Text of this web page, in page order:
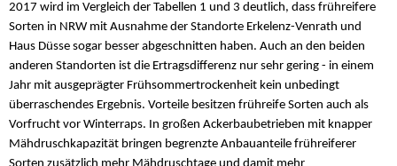
2017 wird im Vergleich der Tabellen 1 und 3 deutlich, dass frühreifere
Sorten in NRW mit Ausnahme der Standorte Erkelenz-Venrath und
Haus Düsse sogar besser abgeschnitten haben. Auch an den beiden
anderen Standorten ist die Ertragsdifferenz nur sehr gering - in einem
Jahr mit ausgeprägter Frühsommertrockenheit kein unbedingt
überraschendes Ergebnis. Vorteile besitzen frühreife Sorten auch als
Vorfrucht vor Winterraps. In großen Ackerbaubetrieben mit knapper
Mähdruschkapazität bringen begrenzte Anbauanteile frühreiferer